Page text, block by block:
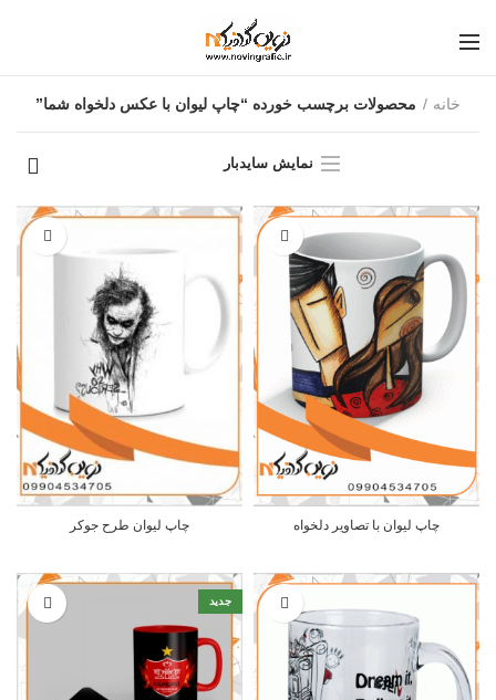
خانه محصولات برچسب خورده “چاپ لیوان با عکس دلخواه شما”
نمایش سایدبار
چاپ لیوان با تصاویر دلخواه چاپ لیوان طرح جوکر
جدید